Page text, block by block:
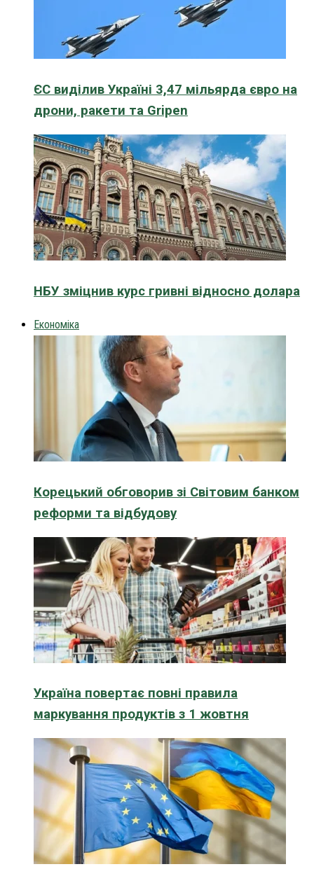
ЄС виділив Україні 3,47 мільярда євро на
дрони, ракети та Gripen
НБУ зміцнив курс гривні відносно долара
Економіка
Корецький обговорив зі Світовим банком
реформи та відбудову
Україна повертає повні правила
маркування продуктів з 1 жовтня